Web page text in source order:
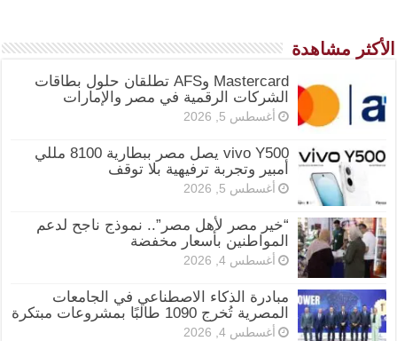
الأكثر مشاهدة
Mastercard وAFS تطلقان حلول بطاقات
الشركات الرقمية في مصر والإمارات
أغسطس 5, 2026
vivo Y500 يصل مصر ببطارية 8100 مللي
أمبير وتجربة ترفيهية بلا توقف
أغسطس 5, 2026
“خير مصر لأهل مصر”.. نموذج ناجح لدعم
المواطنين بأسعار مخفضة
أغسطس 4, 2026
مبادرة الذكاء الاصطناعي في الجامعات
المصرية تُخرج 1090 طالبًا بمشروعات مبتكرة
أغسطس 4, 2026